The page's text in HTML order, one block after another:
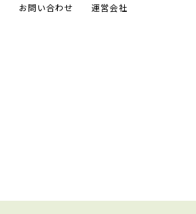
お問い合わせ 運営会社